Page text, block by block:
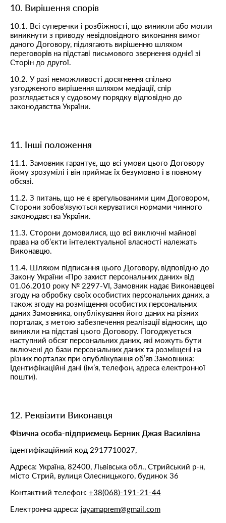
10. Вирішення спорів
10.1. Всі суперечки і розбіжності, що виникли або могли
виникнути з приводу невідповідного виконання вимог
даного Договору, підлягають вирішенню шляхом
переговорів на підставі письмового звернення однієї зі
Сторін до другої.
10.2. У разі неможливості досягнення спільно
узгодженого вирішення шляхом медіації, спір
розглядається у судовому порядку відповідно до
законодавства України.
11. Інші положення
11.1. Замовник гарантує, що всі умови цього Договору
йому зрозумілі і він приймає їх безумовно і в повному
обсязі.
11.2. З питань, що не є врегульованими цим Договором,
Сторони зобов’язуються керуватися нормами чинного
законодавства України.
11.3. Сторони домовилися, що всі виключні майнові
права на об’єкти інтелектуальної власності належать
Виконавцю.
11.4. Шляхом підписання цього Договору, відповідно до
Закону України «Про захист персональних даних» від
01.06.2010 року № 2297-VI, Замовник надає Виконавцеві
згоду на обробку своїх особистих персональних даних, а
також згоду на розміщення особистих персональних
даних Замовника, опублікування його даних на різних
порталах, з метою забезпечення реалізації відносин, що
виникли на підставі цього Договору. Погоджується
наступний обсяг персональних даних, які можуть бути
включені до бази персональних даних та розміщені на
різних порталах при опублікування об’яв Замовника:
Ідентифікаційні дані (ім’я, телефон, адреса електронної
пошти).
12. Реквізити Виконавця
Фізична особа-підприємець Берник Джая Василівна
ідентифікаційний код 2917710027,
Адреса: Україна, 82400, Львівська обл., Стрийський р-н,
місто Стрий, вулиця Олесницького, будинок 36
Контактний телефон: +38(068)-191-21-44
Електронна адреса: jayamaprem@gmail.com